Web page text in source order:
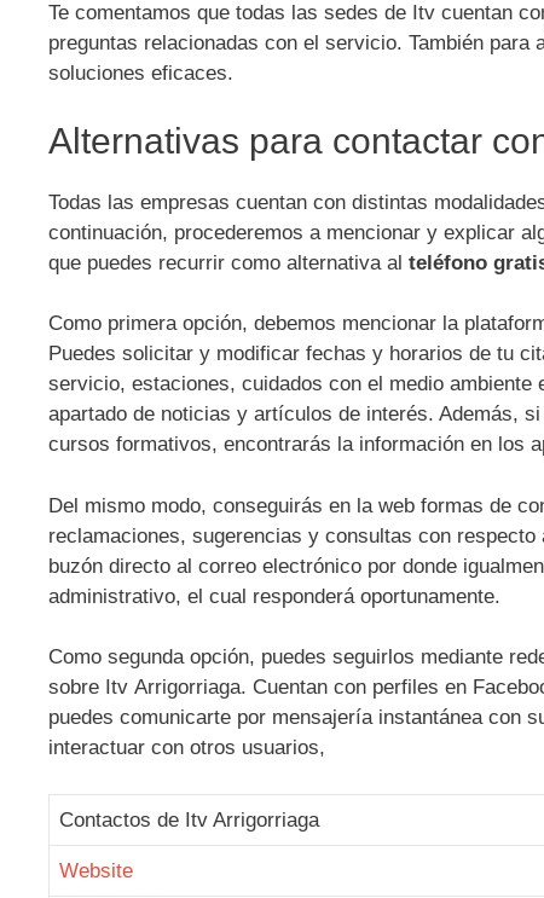
Te comentamos que todas las sedes de Itv cuentan
preguntas relacionadas con el servicio. También
soluciones eficaces.
Alternativas para contactar
Todas las empresas cuentan con distintas
continuación, procederemos a mencionar y explicar
que puedes recurrir como alternativa al teléfono
Como primera opción, debemos mencionar la
Puedes solicitar y modificar fechas y horarios de tu
servicio, estaciones, cuidados con el medio ambiente
apartado de noticias y artículos de interés. Además,
cursos formativos, encontrarás la información en los
Del mismo modo, conseguirás en la web formas de
reclamaciones, sugerencias y consultas con
buzón directo al correo electrónico por donde
administrativo, el cual responderá oportunamente.
Como segunda opción, puedes seguirlos mediante
sobre Itv Arrigorriaga. Cuentan con perfiles en
puedes comunicarte por mensajería instantánea con
interactuar con otros usuarios,
Contactos de Itv Arrigorriaga
Website